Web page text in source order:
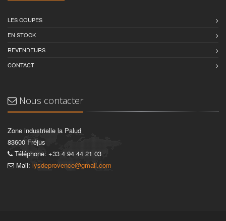
LES COUPES
EN STOCK
REVENDEURS
CONTACT
Nous contacter
Zone industrielle la Palud
83600 Fréjus
Téléphone: +33 4 94 44 21 03
Mail: lysdeprovence@gmail.com